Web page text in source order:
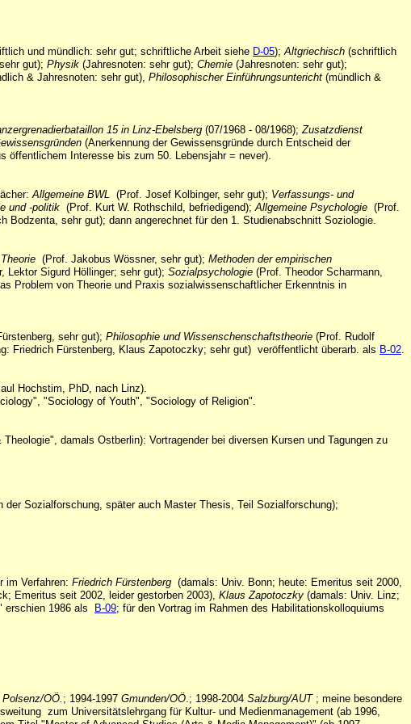
und mündlich: sehr gut; schriftliche Arbeit siehe D-05);Altgriechisch (schriftlich
gut); Physik (Jahresnoten: sehr gut); Chemie (Jahresnoten: sehr gut);
& Jahresnoten: sehr gut), Philosophischer Einführungsuntericht (mündlich &
15 in Linz-Ebelsberg (07/1968 - 08/1968);Zusatzdienst
(Anerkennung der Gewissensgründe durch Entscheid der
öffentlichem Interesse bis zum 50. Lebensjahr = never).
Allgemeine BWL (Prof. Josef Kolbinger, sehr gut); Verfassungs- und
und -politik (Prof. Kurt W. Rothschild, befriedigend);Allgemeine Psychologie (Prof.
Bodzenta, sehr gut); dann angerechnet für den 1. Studienabschnitt Soziologie.
(Prof. Jakobus Wössner, sehr gut); Methoden der empirischen
Lektor Sigurd Höllinger; sehr gut); Sozialpsychologie (Prof. Theodor Scharmann,
Problem von Theorie und Praxis sozialwissenschaftlicher Erkenntnis in
sehr gut); Philosophie und Wissenschenschaftstheorie (Prof. Rudolf
Friedrich Fürstenberg, Klaus Zapotoczky; sehr gut) veröffentlicht überarb. als B-02.
Hochstim, PhD, nach Linz).
"Sociology of Youth", "Sociology of Religion".
damals Ostberlin): Vortragender bei diversen Kursen und Tagungen zu
Sozialforschung, später auch Master Thesis, Teil Sozialforschung);
im Verfahren: Friedrich Fürstenberg (damals: Univ. Bonn; heute: Emeritus seit 2000,
Emeritus seit 2002, leider gestorben 2003), Klaus Zapotoczky (damals: Univ. Linz;
erschien 1986 als
B-09; für den Vortrag im Rahmen des Habilitationskolloquiums
OÖ. ; 1994-1997 Gmunden/OÖ.; 1998-2004 Salzburg/AUT; meine besondere
zum Universitätslehrgang für Kultur- und Medienmanagement (ab 1996,